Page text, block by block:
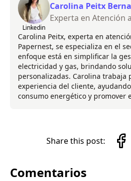
Linkedin
Carolina Peitx
Experta en Atención
Carolina Peitx, experta en
Papernest, se especializa en el
enfoque está en simplificar la
electricidad y gas, brindando
personalizadas. Carolina trabaja
experiencia del cliente,
consumo energético y promover
Share this post:
Comentarios